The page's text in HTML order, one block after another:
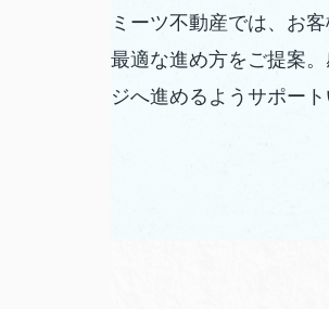
ミーツ不動産では、お
最適な進め方をご提案
ジへ進めるようサポート